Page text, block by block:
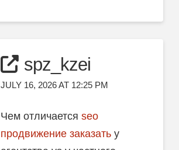
spz_kzei
JULY 16, 2026 AT 12:25 PM
Чем отличаетсяseo
продвижение заказать у